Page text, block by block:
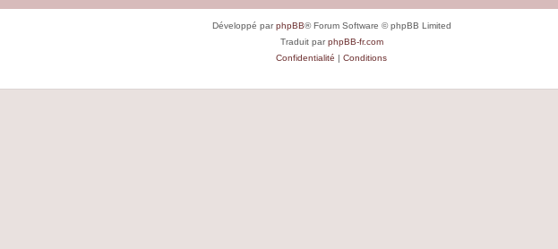
Développé parphpBB® Forum Software © phpBB Limited
Traduit parphpBB-fr.com
Confidentialité | Conditions